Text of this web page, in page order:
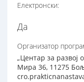
Електронски:
Да
Организатор
„Центар за
Мира 36, 11275